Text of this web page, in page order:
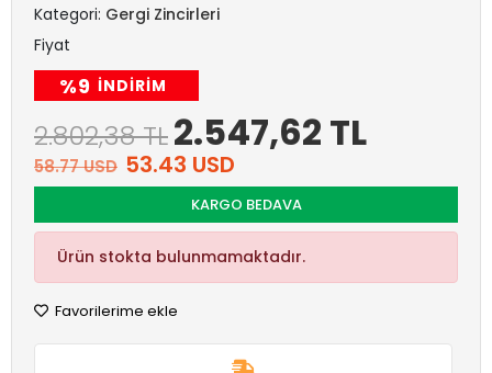
Kategori: Gergi Zincirleri
Fiyat
%9 INDIRIM
2.802,38 TL2.547,62 TL
58.77 USD 53.43 USD
KARGO BEDAVA
Ürün stokta bulunmamaktadır.
Favorilerime ekle